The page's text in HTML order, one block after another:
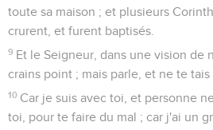
toute sa maison ; et plusieurs
crurent, et furent baptisés.
9 Et le Seigneur, dans une vision de
crains point ; mais parle, et ne te tais
10 Car je suis avec toi, et personne
toi, pour te faire du mal ; car j'ai un